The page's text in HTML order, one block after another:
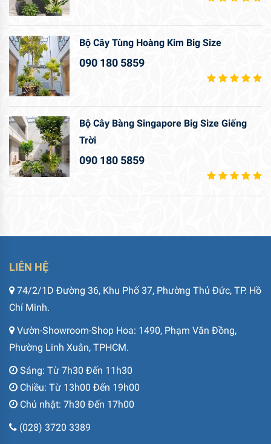
Bộ Cây Tùng Hoàng Kim Big Size
090 180 5859
Bộ Cây Bàng Singapore Big Size Giếng
Trời
090 180 5859
LIÊN HỆ
74/2/1D Đường 36, Khu Phố 37, Phường Thủ Đức, TP. Hồ
Chí Minh.
Vườn-Showroom-Shop Hoa: 1490, Phạm Văn Đồng,
Phường Linh Xuân, TPHCM.
Sáng: Từ 7h30 Đến 11h30
Chiều: Từ 13h00 Đến 19h00
Chủ nhật: 7h30 Đến 17h00
(028) 3720 3389